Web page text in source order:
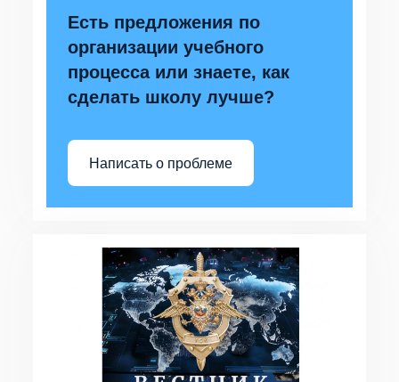
Есть предложения по
организации учебного
процесса или знаете, как
сделать школу лучше?
Написать о проблеме